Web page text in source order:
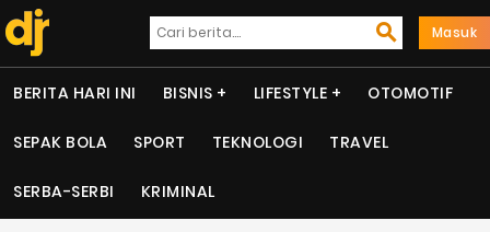
Masuk
BERITA HARI INI BISNIS LIFESTYLE OTOMOTIF
SEPAK BOLA SPORT TEKNOLOGI TRAVEL
SERBA-SERBI KRIMINAL